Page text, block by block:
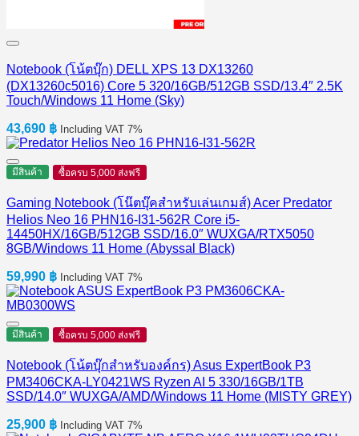
Notebook (โน้ตบุ๊ก) DELL XPS 13 DX13260
(DX13260c5016) Core 5 320/16GB/512GB SSD/13.4″ 2.5K
Touch/Windows 11 Home (Sky)
43,690 ฿ Including VAT 7%
มีสินค้า ซื้อครบ 5,000 ส่งฟรี
Gaming Notebook (โน๊ตบุ๊คสำหรับเล่นเกมส์) Acer Predator
Helios Neo 16 PHN16-I31-562R Core i5-
14450HX/16GB/512GB SSD/16.0″ WUXGA/RTX5050
8GB/Windows 11 Home (Abyssal Black)
59,990 ฿ Including VAT 7%
มีสินค้า ซื้อครบ 5,000 ส่งฟรี
Notebook (โน้ตบุ๊กสำหรับองค์กร) Asus ExpertBook P3
PM3406CKA-LY0421WS Ryzen AI 5 330/16GB/1TB
SSD/14.0″ WUXGA/AMD/Windows 11 Home (MISTY GREY)
25,900 ฿ Including VAT 7%